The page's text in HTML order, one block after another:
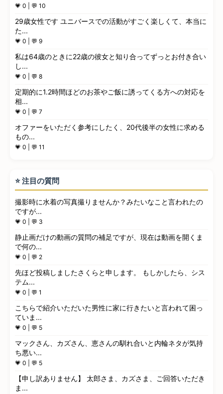
💗 0 | 💬 10
29歳女性です ユニバースでの活動がすごく楽しくて、本当に
た...
💗 0 | 💬 9
私は64歳のときに22歳の彼女と知り合ってずっとお付き合い
し...
💗 0 | 💬 8
定期的に1.2時間ほどのお茶やご飯に誘ってくる方への対応を
相...
💗 0 | 💬 7
オファーをいただく参考にしたく、20代後半の女性に求める
もの...
💗 0 | 💬 11
⭐ 注目の質問
撮影時に水着の写真撮りませんか？みたいなこと言われたの
ですが...
💗 0 | 💬 3
静止画だけの動画の質問の補足ですが、現在は動画を開くま
で何の...
💗 0 | 💬 2
先ほど投稿しましたさくらと申します。 もしかしたら、シス
テム...
💗 0 | 💬 1
こちらで紹介いただいた男性に家に行きたいと言われて困っ
ていま...
💗 0 | 💬 5
マックさん、カズさん、恵さんの馴れ合いと内輪ネタが気持
ち悪い...
💗 0 | 💬 5
【申し訳ありません】 太郎さま、カズさま、ご回答いただき
ま...